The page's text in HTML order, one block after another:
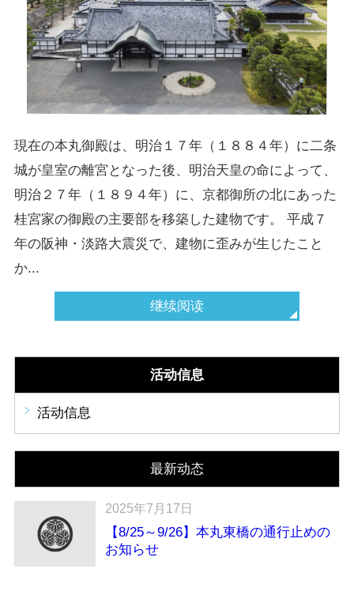
現在の本丸御殿は、明治１７年（１８８４年）に二条
城が皇室の離宮となった後、明治天皇の命によって、
明治２７年（１８９４年）に、京都御所の北にあった
桂宮家の御殿の主要部を移築した建物です。 平成７
年の阪神・淡路大震災で、建物に歪みが生じたこと
か...
继续阅读
活动信息
活动信息
最新动态
2025年7月17日
【8/25～9/26】本丸東橋の通行止めの
お知らせ